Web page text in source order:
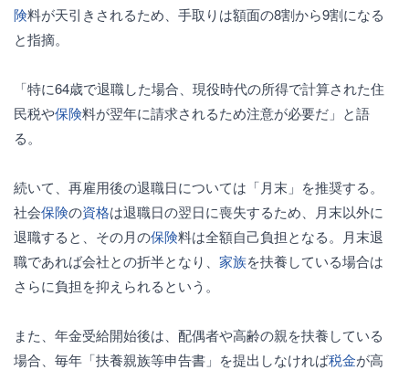
険料が天引きされるため、手取りは額面の8割から9割になる
と指摘。
「特に64歳で退職した場合、現役時代の所得で計算された住
民税や保険料が翌年に請求されるため注意が必要だ」と語
る。
続いて、再雇用後の退職日については「月末」を推奨する。
社会保険の資格は退職日の翌日に喪失するため、月末以外に
退職すると、その月の保険料は全額自己負担となる。月末退
職であれば会社との折半となり、 家族を扶養している場合は
さらに負担を抑えられるという。
また、年金受給開始後は、配偶者や高齢の親を扶養している
場合、毎年「扶養親族等申告書」を提出しなければ税金が高